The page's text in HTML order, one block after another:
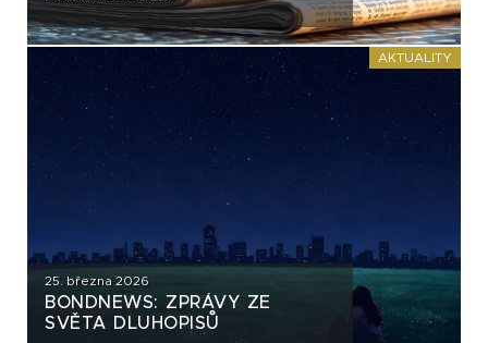
AKTUALITY
25. března 2026
BONDNEWS: ZPRÁVY ZE
SVĚTA DLUHOPISŮ